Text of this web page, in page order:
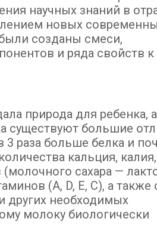
научных знаний в
новых
созданы смеси,
и ряда свойств к
природа для ребенка, а
существуют большие
раза больше белка и
кальция, калия,
сахара —
(А, D, Е, С), а также
других необходимых
молоку биологически